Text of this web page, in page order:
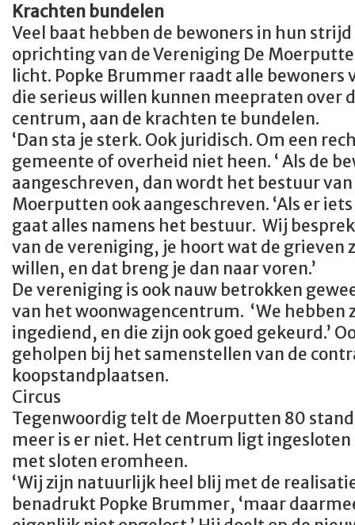
Krachten bundelen
Veel baat hebben de bewoners in hun
oprichting van de Vereniging De
licht. Popke Brummer raadt alle bewoners
die serieus willen kunnen meepraten over
centrum, aan de krachten te bundelen.
‘Dan sta je sterk. Ook juridisch. Om een
gemeente of overheid niet heen. ‘ Als de
aangeschreven, dan wordt het bestuur
Moerputten ook aangeschreven. ‘Als er
gaat alles namens het bestuur. Wij
van de vereniging, je hoort wat de grieven
willen, en dat breng je dan naar voren.’
De vereniging is ook nauw betrokken
van het woonwagencentrum. ‘We hebben
ingediend, en die zijn ook goed gekeurd.’
geholpen bij het samenstellen van de
koopstandplaatsen.
Circus
Tegenwoordig telt de Moerputten 80
meer is er niet. Het centrum ligt
met sloten eromheen.
‘Wij zijn natuurlijk heel blij met de
benadrukt Popke Brummer, ‘maar